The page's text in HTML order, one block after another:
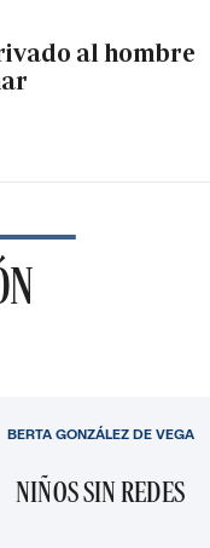
al hombre
NIÑOS SIN REDES
BERTA GONZÁLEZ DE VEGA